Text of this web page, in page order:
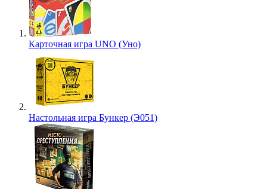
Карточная игра UNO (Уно)
Настольная игра Бункер (Э051)